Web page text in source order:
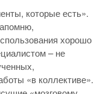
которые есть».
хорошо
– не
«в коллективе».